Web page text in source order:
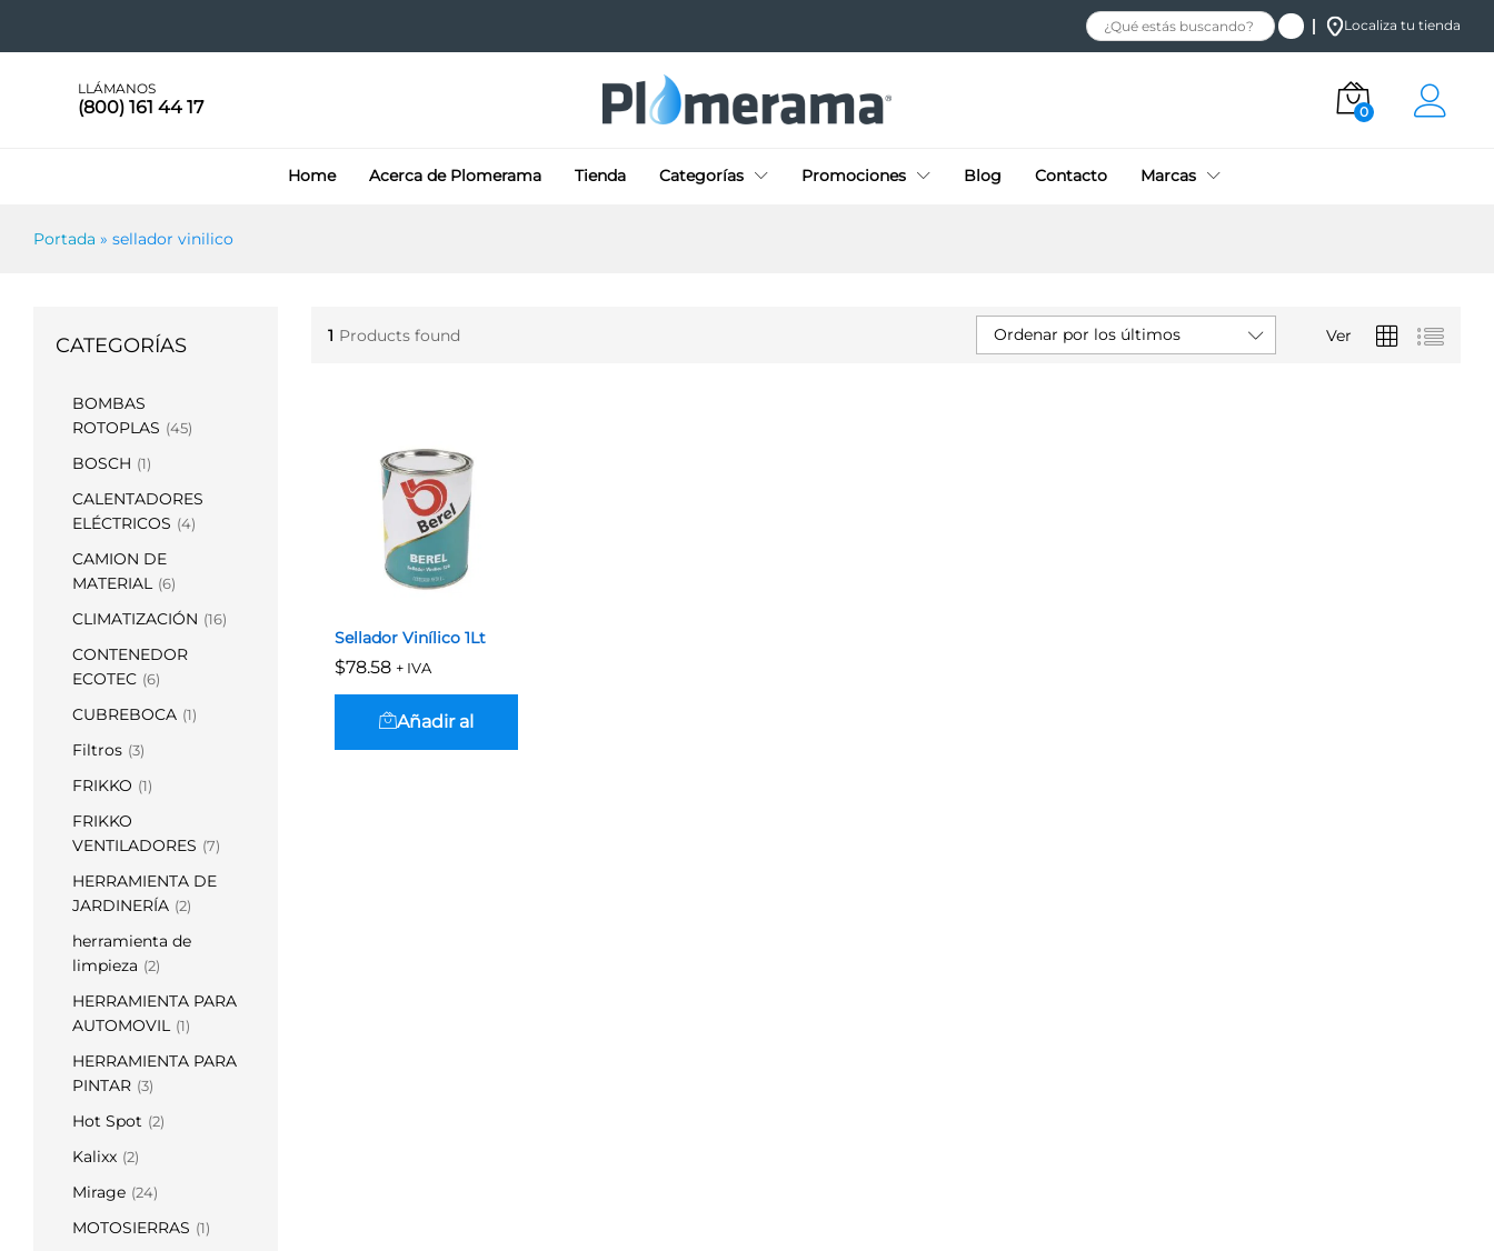
Localiza tu tienda
LLÁMANOS
(800) 161 44 17 0
Home Acerca de Plomerama Tienda Categorías Promociones Blog Contacto Marcas
Portada » sellador vinilico
1 Products found Ver
Ordenar por los últimos
Sellador Vinílico 1Lt
$78.58 + IVA
$78.58
Añadir al
CATEGORÍAS
BOMBAS
ROTOPLAS (45)
BOSCH (1)
CALENTADORES
ELÉCTRICOS (4)
CAMION DE
MATERIAL (6)
CLIMATIZACIÓN (16)
CONTENEDOR
ECOTEC (6)
CUBREBOCA (1)
Filtros (3)
FRIKKO (1)
FRIKKO
VENTILADORES (7)
HERRAMIENTA DE
JARDINERÍA (2)
herramienta de
limpieza (2)
HERRAMIENTA PARA
AUTOMOVIL (1)
HERRAMIENTA PARA
PINTAR (3)
Hot Spot (2)
Kalixx (2)
Mirage (24)
MOTOSIERRAS (1)